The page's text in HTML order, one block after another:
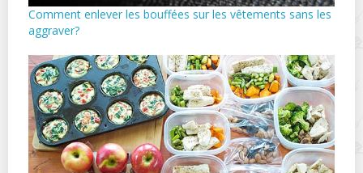
Comment enlever les bouffées sur les vêtements sans les
aggraver?